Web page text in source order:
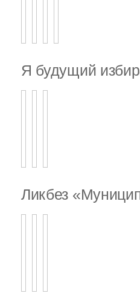
Я будущий
Ликбез